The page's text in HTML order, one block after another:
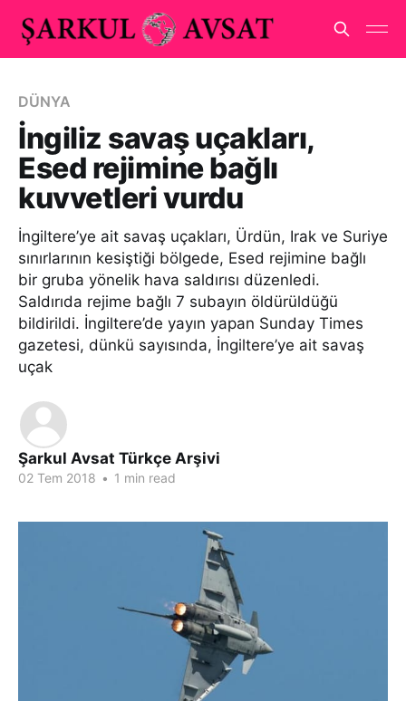
DÜNYA
İngiliz savaş uçakları,
Esed rejimine bağlı
kuvvetleri vurdu
İngiltere’ye ait savaş uçakları, Ürdün, Irak ve Suriye
sınırlarının kesiştiği bölgede, Esed rejimine bağlı
bir gruba yönelik hava saldırısı düzenledi.
Saldırıda rejime bağlı 7 subayın öldürüldüğü
bildirildi. İngiltere’de yayın yapan Sunday Times
gazetesi, dünkü sayısında, İngiltere’ye ait savaş
uçak
Şarkul Avsat Türkçe Arşivi
02 Tem 2018 • 1 min read